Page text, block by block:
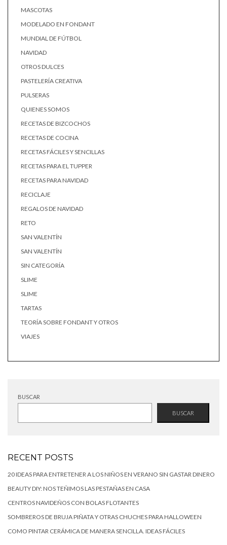
MASCOTAS
MODELADO EN FONDANT
MUNDIAL DE FÚTBOL
NAVIDAD
OTROS DULCES
PASTELERÍA CREATIVA
PULSERAS
QUIENES SOMOS
RECETAS DE BIZCOCHOS
RECETAS DE COCINA
RECETAS FÁCILES Y SENCILLAS
RECETAS PARA EL TUPPER
RECETAS PARA NAVIDAD
RECICLAJE
REGALOS DE NAVIDAD
RETO
SAN VALENTÍN
SAN VALENTÍN
SIN CATEGORÍA
SLIME
SLIME
TARTAS
TEORÍA SOBRE FONDANT Y OTROS
VIAJES
BUSCAR
BUSCAR
RECENT POSTS
20 IDEAS PARA ENTRETENER A LOS NIÑOS EN VERANO SIN GASTAR DINERO
BEAUTY DIY: NOS TEÑIMOS LAS PESTAÑAS EN CASA
CENTROS NAVIDEÑOS CON BOLAS FLOTANTES
SOMBREROS DE BRUJA PIÑATA Y OTRAS CHUCHES PARA HALLOWEEN
COMO PINTAR CERÁMICA DE MANERA SENCILLA. IDEAS FÁCILES